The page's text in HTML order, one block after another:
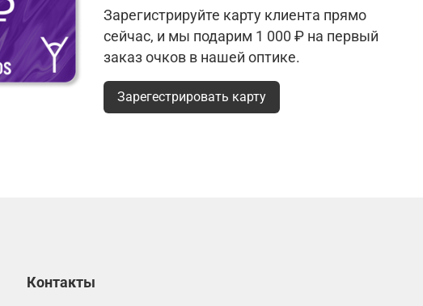
Зарегистрируйте карту клиента прямо
сейчас, и мы подарим 1 000 ₽ на первый
заказ очков в нашей оптике.
Зарегестрировать карту
Контакты